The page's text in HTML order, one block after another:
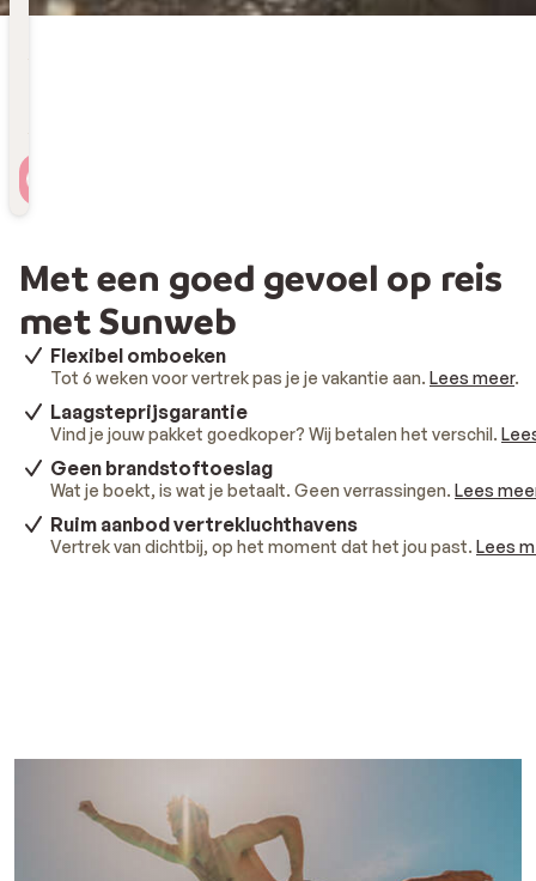
Hoelang
Met een goed gevoel op reis
met Sunweb
Flexibel omboeken
Tot 6 weken voor vertrek pas je je vakantie aan. Lees meer.
Laagsteprijsgarantie
Vind je jouw pakket goedkoper? Wij betalen het verschil.
Geen brandstoftoeslag
Wat je boekt, is wat je betaalt. Geen verrassingen. Lees
Ruim aanbod vertrekluchthavens
Vertrek van dichtbij, op het moment dat het jou past. Lees